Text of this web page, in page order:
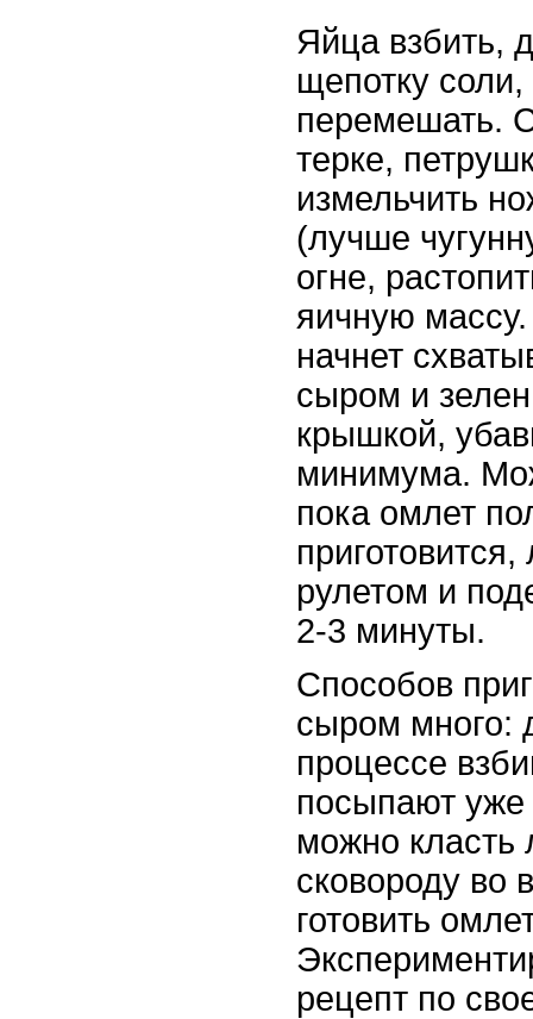
Яйца взбить,
щепотку
перемешать.
терке,
измельчить
(лучше
огне,
яичную
начнет
сыром и
крышкой,
минимума.
пока омлет
рулетом и
2-3 минуты.
Способов
сыром много:
процессе
посыпают уже
можно класть
сковороду во
готовить
рецепт по